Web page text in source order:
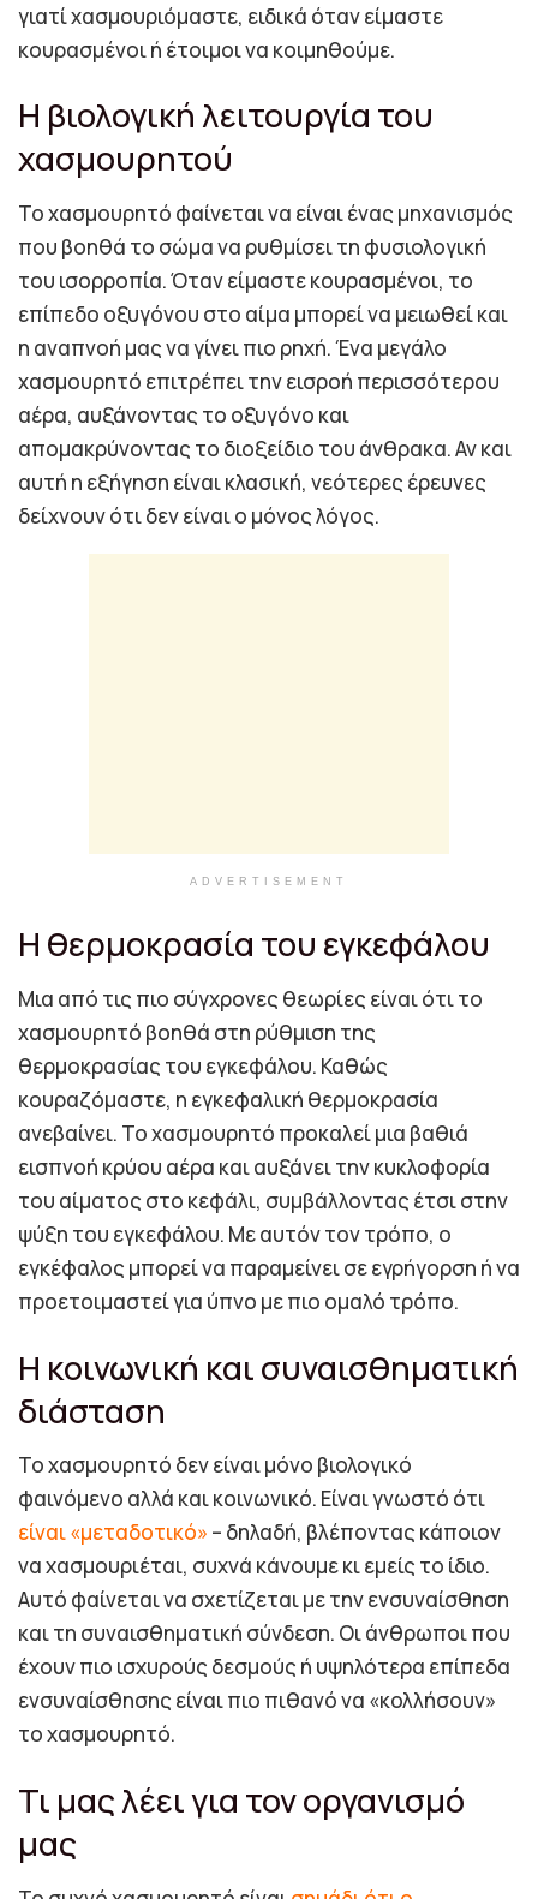
γιατί χασμουριόμαστε, ειδικά όταν είμαστε
κουρασμένοι ή έτοιμοι να κοιμηθούμε.
Η βιολογική λειτουργία του
χασμουρητού
Το χασμουρητό φαίνεται να είναι ένας μηχανισμός
που βοηθά το σώμα να ρυθμίσει τη φυσιολογική
του ισορροπία. Όταν είμαστε κουρασμένοι, το
επίπεδο οξυγόνου στο αίμα μπορεί να μειωθεί και
η αναπνοή μας να γίνει πιο ρηχή. Ένα μεγάλο
χασμουρητό επιτρέπει την εισροή περισσότερου
αέρα, αυξάνοντας το οξυγόνο και
απομακρύνοντας το διοξείδιο του άνθρακα. Αν και
αυτή η εξήγηση είναι κλασική, νεότερες έρευνες
δείχνουν ότι δεν είναι ο μόνος λόγος.
ADVERTISEMENT
Η θερμοκρασία του εγκεφάλου
Μια από τις πιο σύγχρονες θεωρίες είναι ότι το
χασμουρητό βοηθά στη ρύθμιση της
θερμοκρασίας του εγκεφάλου. Καθώς
κουραζόμαστε, η εγκεφαλική θερμοκρασία
ανεβαίνει. Το χασμουρητό προκαλεί μια βαθιά
εισπνοή κρύου αέρα και αυξάνει την κυκλοφορία
του αίματος στο κεφάλι, συμβάλλοντας έτσι στην
ψύξη του εγκεφάλου. Με αυτόν τον τρόπο, ο
εγκέφαλος μπορεί να παραμείνει σε εγρήγορση ή να
προετοιμαστεί για ύπνο με πιο ομαλό τρόπο.
Η κοινωνική και συναισθηματική
διάσταση
Το χασμουρητό δεν είναι μόνο βιολογικό
φαινόμενο αλλά και κοινωνικό. Είναι γνωστό ότι
είναι «μεταδοτικό» – δηλαδή, βλέποντας κάποιον
να χασμουριέται, συχνά κάνουμε κι εμείς το ίδιο.
Αυτό φαίνεται να σχετίζεται με την ενσυναίσθηση
και τη συναισθηματική σύνδεση. Οι άνθρωποι που
έχουν πιο ισχυρούς δεσμούς ή υψηλότερα επίπεδα
ενσυναίσθησης είναι πιο πιθανό να «κολλήσουν»
το χασμουρητό.
Τι μας λέει για τον οργανισμό
μας